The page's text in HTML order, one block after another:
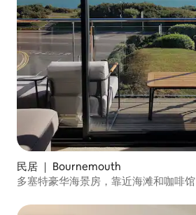
民居 ｜ Bournemouth
多塞特豪华海景房，靠近海滩和咖啡馆